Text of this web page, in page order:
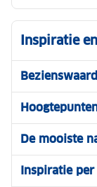
Inspiratie
De mooiste
Inspiratie